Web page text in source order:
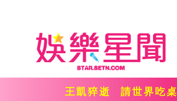
王凱猝逝 請世界吃桌